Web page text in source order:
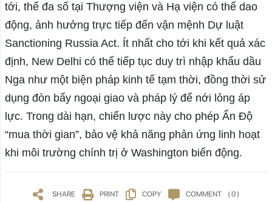
tới, thế đa số tại Thượng viện và Hạ viện có thể dao
động, ảnh hưởng trực tiếp đến vận mệnh Dự luật
Sanctioning Russia Act. Ít nhất cho tới khi kết quả xác
định, New Delhi có thể tiếp tục duy trì nhập khẩu dầu
Nga như một biện pháp kinh tế tạm thời, đồng thời sử
dụng đòn bẩy ngoại giao và pháp lý để nới lỏng áp
lực. Trong dài hạn, chiến lược này cho phép Ấn Độ
“mua thời gian”, bảo vệ khả năng phản ứng linh hoạt
khi môi trường chính trị ở Washington biến động.
SHARE PRINT COPY COMMENT ( 0 )